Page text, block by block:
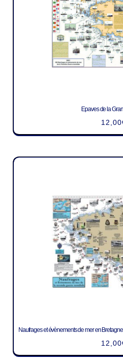
Epaves de la
12,00
Naufrages et évènements de mer en
12,00